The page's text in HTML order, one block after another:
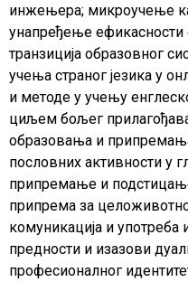
инжењера; микроучење
унапређење ефикасности
транзиција образовног
учења страног језика у
и методе у учењу
циљем бољег
образовања и
пословних активности у
припремање и
припрема за
комуникација и употреба
предности и изазови
професионалног